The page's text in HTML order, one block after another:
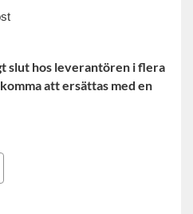
slut hos leverantören i flera
att ersättas med en